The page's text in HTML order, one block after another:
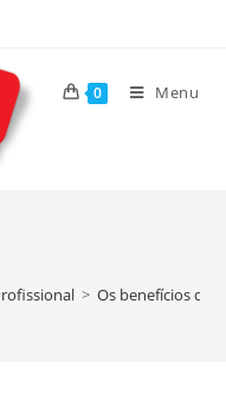
0 Menu
> Os benefícios da